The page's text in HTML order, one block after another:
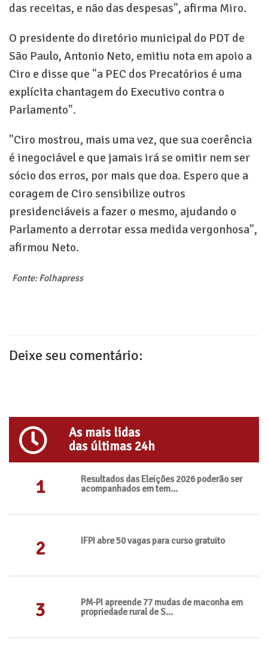
das receitas, e não das despesas", afirma Miro.
O presidente do diretório municipal do PDT de
São Paulo, Antonio Neto, emitiu nota em apoio a
Ciro e disse que "a PEC dos Precatórios é uma
explícita chantagem do Executivo contra o
Parlamento".
"Ciro mostrou, mais uma vez, que sua coerência
é inegociável e que jamais irá se omitir nem ser
sócio dos erros, por mais que doa. Espero que a
coragem de Ciro sensibilize outros
presidenciáveis a fazer o mesmo, ajudando o
Parlamento a derrotar essa medida vergonhosa",
afirmou Neto.
Fonte: Folhapress
Deixe seu comentário:
As mais lidas
das últimas 24h
1
Resultados das Eleições 2026 poderão ser
acompanhados em tem...
2 IFPI abre 50 vagas para curso gratuito
3
PM-PI apreende 77 mudas de maconha em
propriedade rural de S...